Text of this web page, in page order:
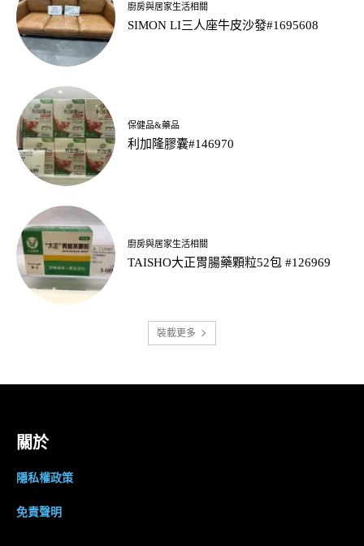
廚房與居家生活相關
SIMON LI三人座牛皮沙發#1695608
保健品&藥品
利加隆膠囊#146970
廚房與居家生活相關
TAISHO大正胃腸藥顆粒52包 #126969
裝載更多
關於
隱私權政策
免責聲明